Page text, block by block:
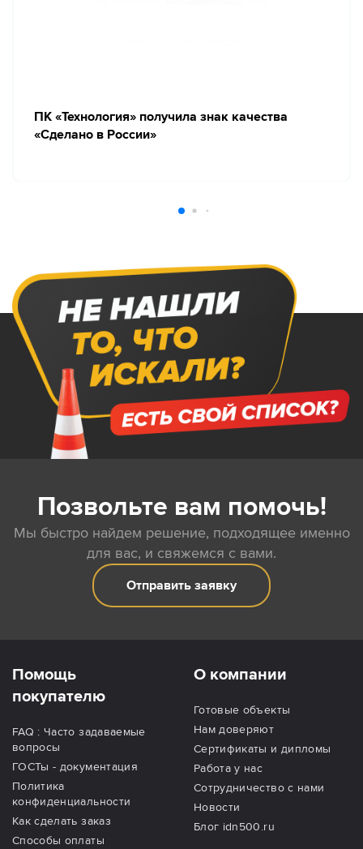
ПК «Технология» получила знак качества
«Сделано в России»
Позвольте вам помочь!
Мы быстро найдем решение, подходящее именно
для вас, и свяжемся с вами.
Отправить заявку
Помощь
покупателю
FAQ : Часто задаваемые
вопросы
ГОСТы - документация
Политика
конфиденциальности
Как сделать заказ
Способы оплаты
О компании
Готовые объекты
Нам доверяют
Сертификаты и дипломы
Работа у нас
Сотрудничество с нами
Новости
Блог idn500.ru